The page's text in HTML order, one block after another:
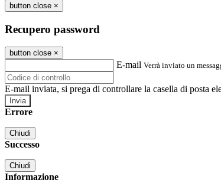
button close ×
Recupero password
button close ×
E-mail Verrà inviato un
E-mail inviata, si prega di controllare la casella di posta
Errore
Chiudi
Successo
Chiudi
Informazione